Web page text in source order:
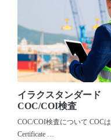
イラクスタンダード
COC/COI検査
COC/COI検査について COCは
Certificate …